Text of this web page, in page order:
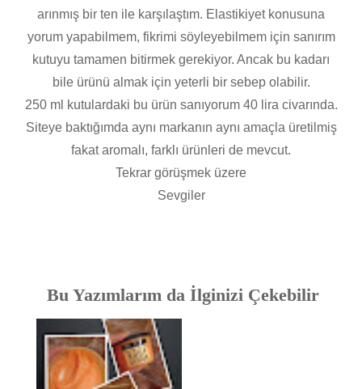
arınmış bir ten ile karşılaştım. Elastikiyet konusuna
yorum yapabilmem, fikrimi söyleyebilmem için sanırım
kutuyu tamamen bitirmek gerekiyor. Ancak bu kadarı
bile ürünü almak için yeterli bir sebep olabilir.
250 ml kutulardaki bu ürün sanıyorum 40 lira civarında.
Siteye baktığımda aynı markanın aynı amaçla üretilmiş
fakat aromalı, farklı ürünleri de mevcut.
Tekrar görüşmek üzere
Sevgiler
Bu Yazımlarım da İlginizi Çekebilir